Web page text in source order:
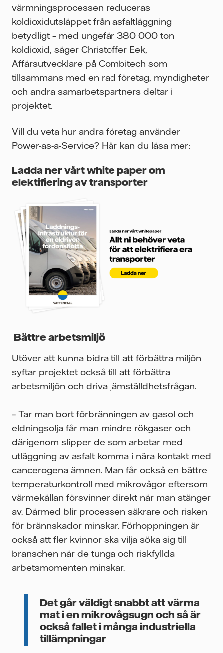
värmningsprocessen reduceras
koldioxidutsläppet från asfaltläggning
betydligt – med ungefär 380 000 ton
koldioxid, säger Christoffer Eek,
Affärsutvecklare på Combitech som
tillsammans med en rad företag, myndigheter
och andra samarbetspartners deltar i
projektet.
Vill du veta hur andra företag använder
Power-as-a-Service? Här kan du läsa mer:
Ladda ner vårt white paper om
elektifiering av transporter
Bättre arbetsmiljö
Utöver att kunna bidra till att förbättra miljön
syftar projektet också till att förbättra
arbetsmiljön och driva jämställdhetsfrågan.
– Tar man bort förbränningen av gasol och
eldningsolja får man mindre rökgaser och
därigenom slipper de som arbetar med
utläggning av asfalt komma i nära kontakt med
cancerogena ämnen. Man får också en bättre
temperaturkontroll med mikrovågor eftersom
värmekällan försvinner direkt när man stänger
av. Därmed blir processen säkrare och risken
för brännskador minskar. Förhoppningen är
också att fler kvinnor ska vilja söka sig till
branschen när de tunga och riskfyllda
arbetsmomenten minskar.
Det går väldigt snabbt att värma
mat i en mikrovågsugn och så är
också fallet i många industriella
tillämpningar